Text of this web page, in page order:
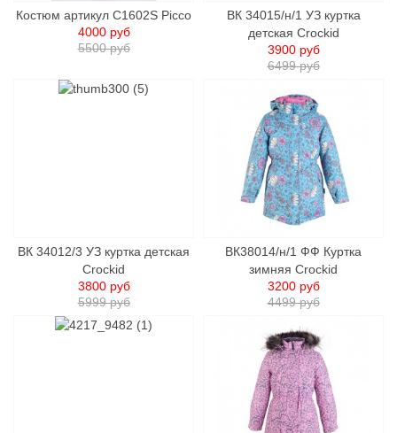
Костюм артикул C1602S Picco
5500 руб
4000 руб
ВК 34015/н/1 УЗ куртка
детcкая Crockid
6499 руб
3900 руб
ВК 34012/3 УЗ куртка детcкая
Crockid
5999 руб
3800 руб
ВК38014/н/1 ФФ Куртка
зимняя Crockid
4499 руб
3200 руб